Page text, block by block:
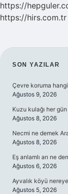
https://
https://hirs.com.tr
SON YAZILAR
Çevre koruma hangi
Ağustos 9, 2026
Kuzu kulağı her
Ağustos 8, 2026
Necmi ne demek
Ağustos 8, 2026
Eş anlamlı arı ne
Ağustos 6, 2026
Ayvalık köyü nereye
Ağustos 5, 2026